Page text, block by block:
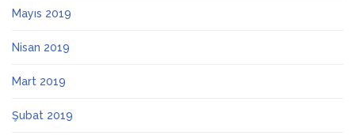
Mayıs 2019
Nisan 2019
Mart 2019
Şubat 2019